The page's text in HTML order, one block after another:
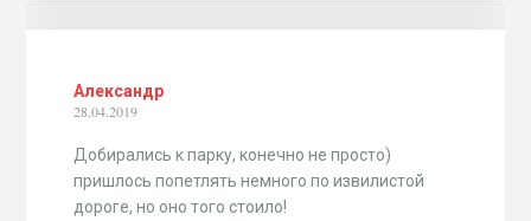
Александр
28.04.2019
Добирались к парку, конечно не просто)
пришлось попетлять немного по извилистой
дороге, но оно того стоило!